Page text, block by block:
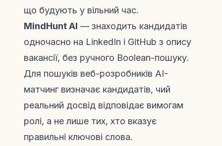
що будують у вільний час.
MindHunt AI — знаходить кандидатів
одночасно на LinkedIn і GitHub з опису
вакансії, без ручного Boolean-пошуку.
Для пошуків веб-розробників AI-
матчинг визначає кандидатів, чий
реальний досвід відповідає вимогам
ролі, а не лише тих, хто вказує
правильні ключові слова.